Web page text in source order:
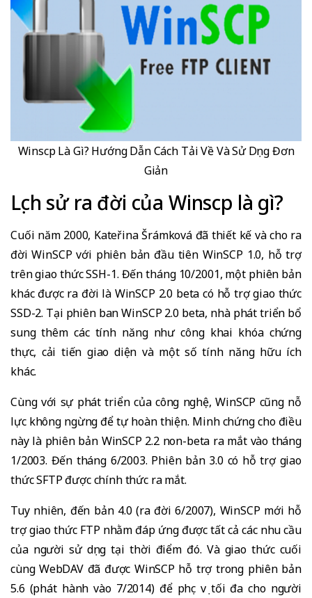
Winscp Là Gì? Hướng Dẫn Cách Tải Về Và Sử Dụng Đơn
Giản
Lịch sử ra đời của Winscp là gì?
Cuối năm 2000, Kateřina Šrámková đã thiết kế và cho ra
đời WinSCP với phiên bản đầu tiên WinSCP 1.0, hỗ trợ
trên giao thức SSH-1. Đến tháng 10/2001, một phiên bản
khác được ra đời là WinSCP 2.0 beta có hỗ trợ giao thức
SSD-2. Tại phiên ban WinSCP 2.0 beta, nhà phát triển bổ
sung thêm các tính năng như công khai khóa chứng
thực, cải tiến giao diện và một số tính năng hữu ích
khác.
Cùng với sự phát triển của công nghệ, WinSCP cũng nỗ
lực không ngừng để tự hoàn thiện. Minh chứng cho điều
này là phiên bản WinSCP 2.2 non-beta ra mắt vào tháng
1/2003. Đến tháng 6/2003. Phiên bản 3.0 có hỗ trợ giao
thức SFTP được chính thức ra mắt.
Tuy nhiên, đến bản 4.0 (ra đời 6/2007), WinSCP mới hỗ
trợ giao thức FTP nhằm đáp ứng được tất cả các nhu cầu
của người sử dụng tại thời điểm đó. Và giao thức cuối
cùng WebDAV đã được WinSCP hỗ trợ trong phiên bản
5.6 (phát hành vào 7/2014) để phục vụ tối đa cho người